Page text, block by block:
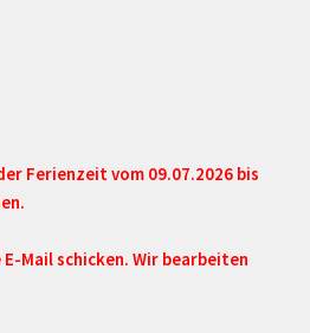
Ferienzeit vom 09.07.2026 bis
E-Mail schicken. Wir bearbeiten